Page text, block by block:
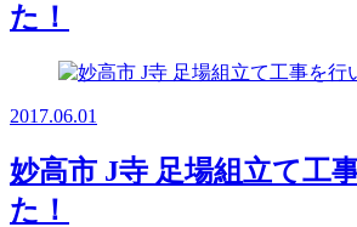
た！
2017.06.01
妙高市 J寺 足場組立て工
た！